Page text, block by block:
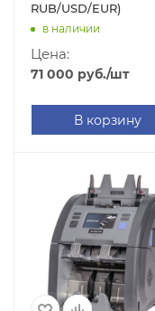
RUB/USD/EUR)
в наличии
Цена:
71 000 руб./шт
В корзину